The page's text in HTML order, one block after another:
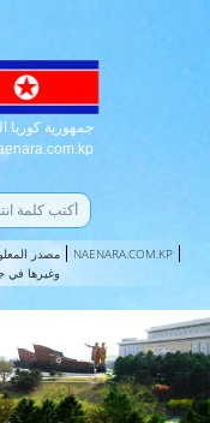
جمهورية كوريا
NAENARA.COM.KP
مصدر
وغيرها في